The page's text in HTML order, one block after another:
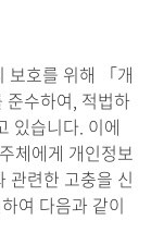
보호를 위해 「개
준수하여, 적법하
있습니다. 이에
체에게 개인정보
관련한 고충을 신
여 다음과 같이